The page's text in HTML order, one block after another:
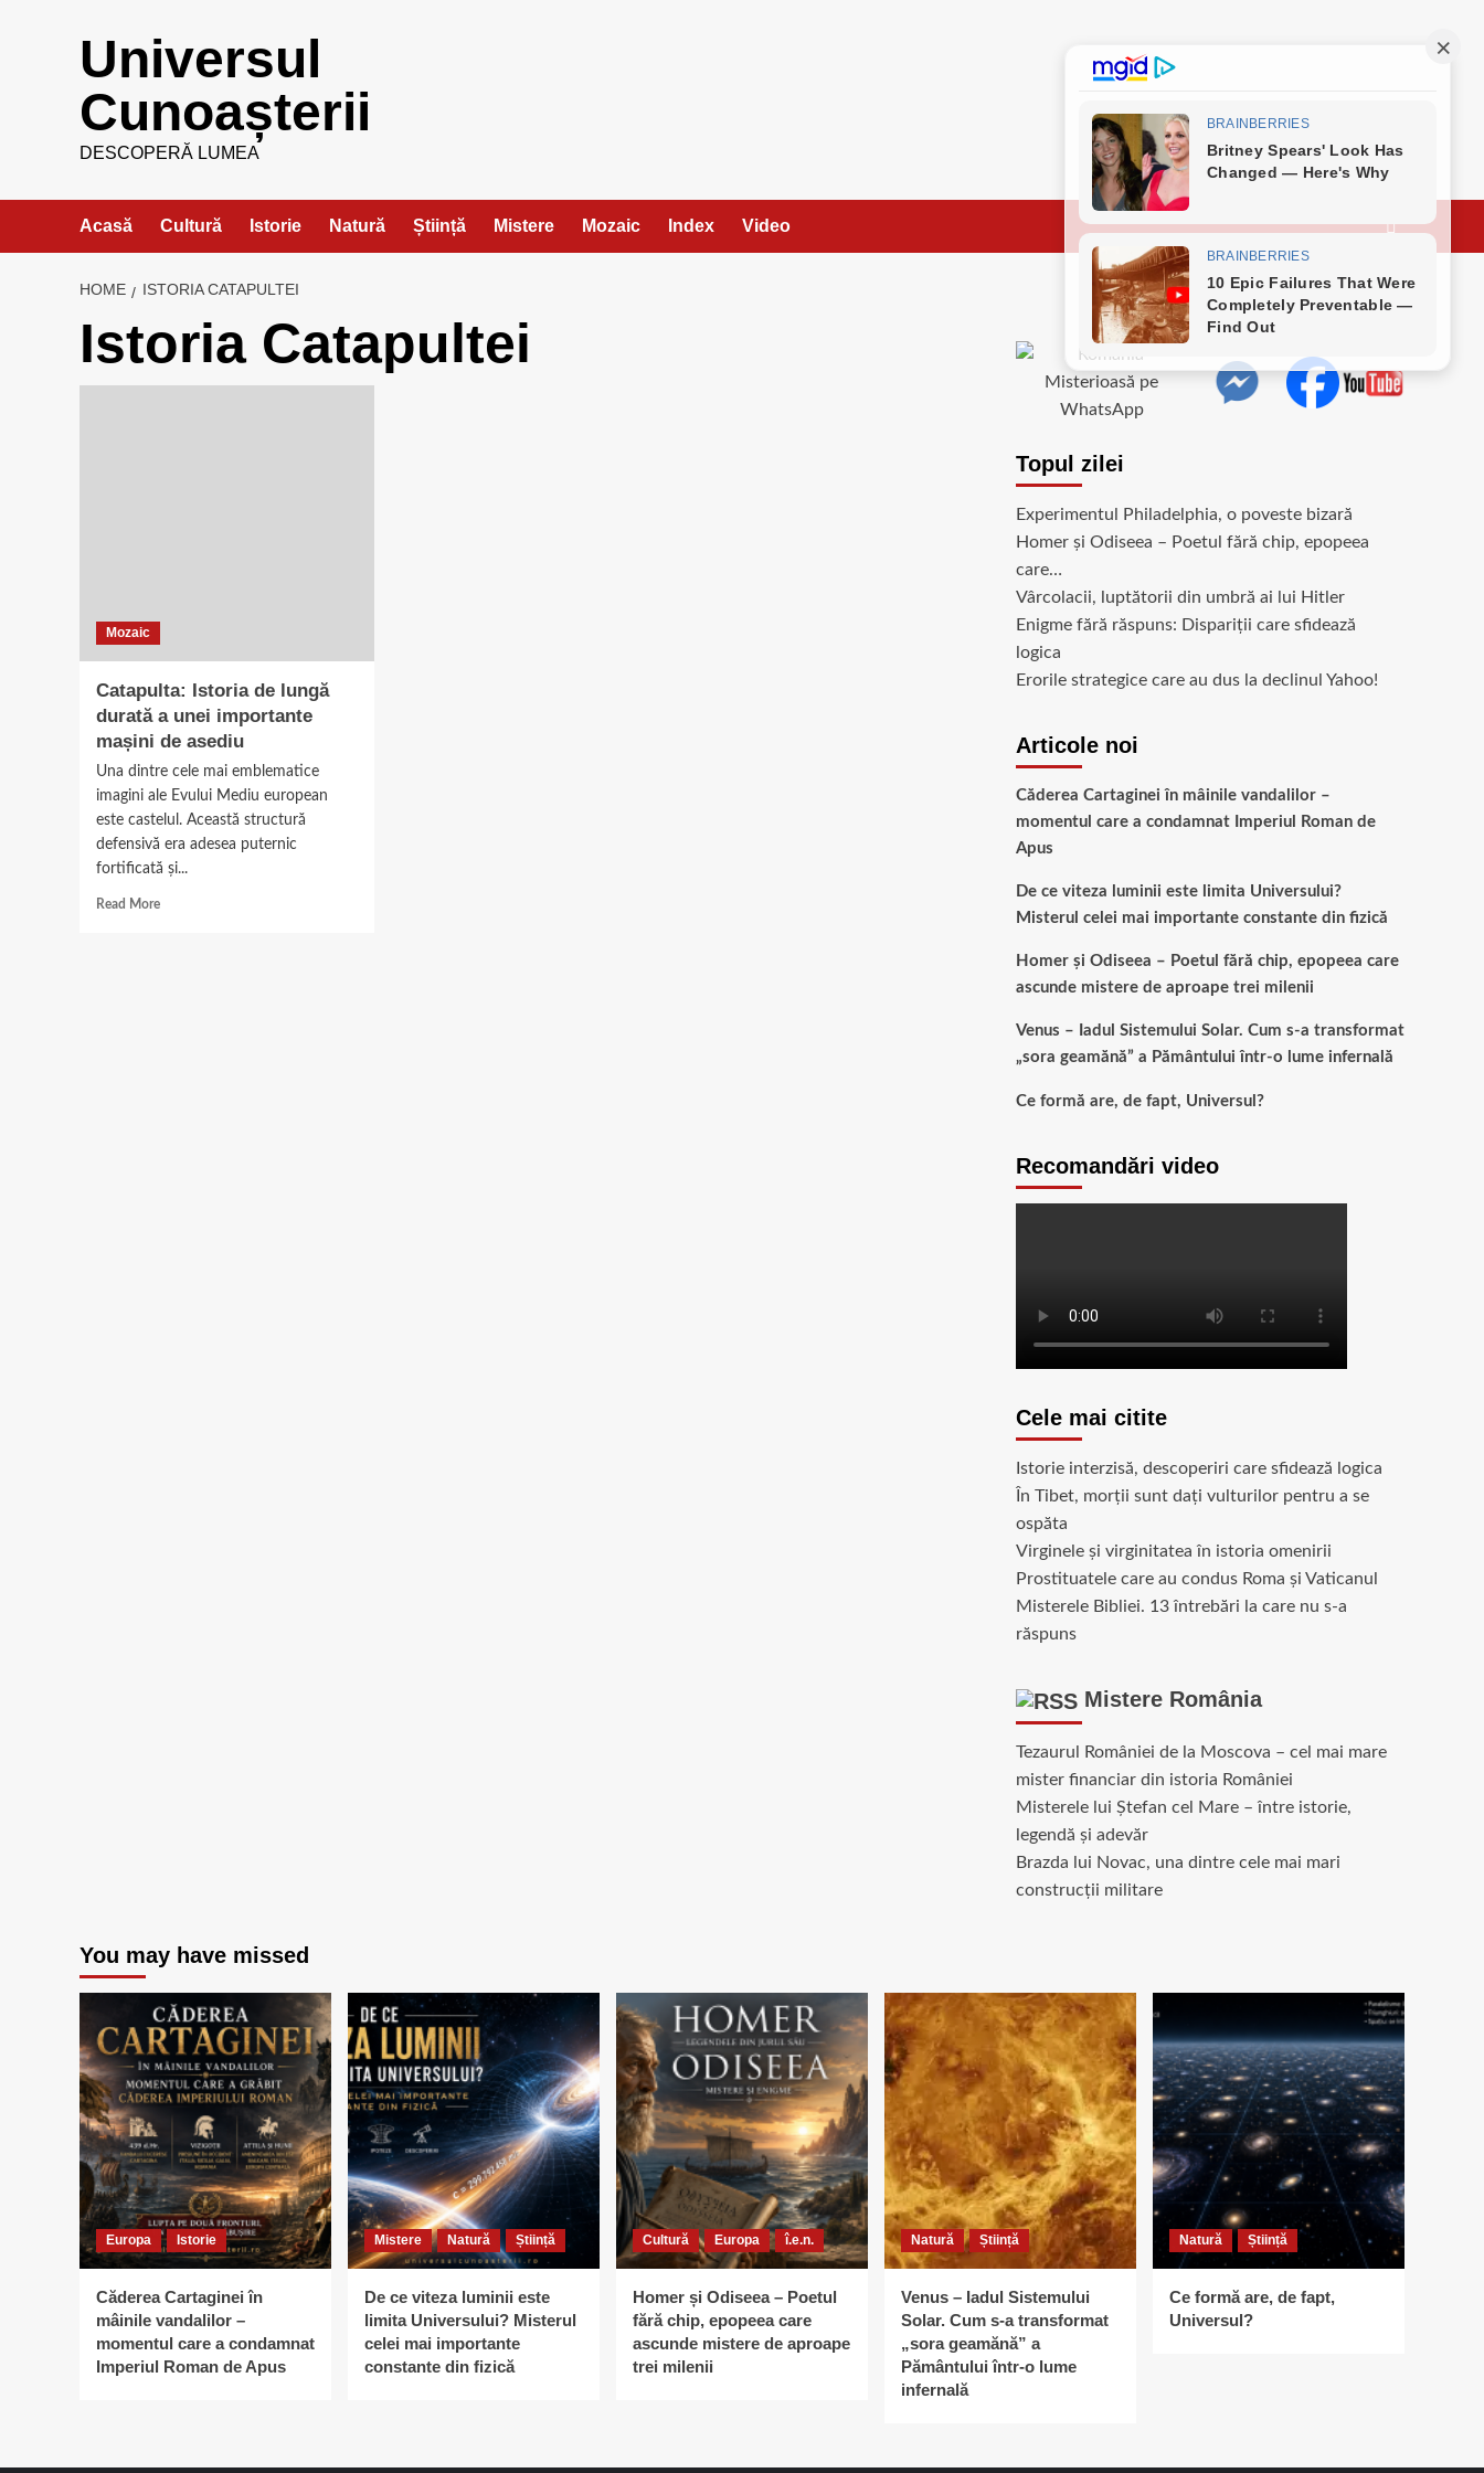
Universul
Cunoașterii
DESCOPERĂ LUMEA
Acasă Cultură Istorie Natură Știință Mistere Mozaic Index Video
HOME ISTORIA CATAPULTEI
Istoria Catapultei
Mozaic
Catapulta: Istoria de lungă
durată a unei importante
mașini de asediu
Una dintre cele mai emblematice
imagini ale Evului Mediu european
este castelul. Această structură
defensivă era adesea puternic
fortificată și...
Read MoreRead
Topul zilei
Experimentul Philadelphia, o poveste bizară
Homer și Odiseea – Poetul fără chip, epopeea
care…
Vârcolacii, luptătorii din umbră ai lui Hitler
Enigme fără răspuns: Dispariții care sfidează
logica
Erorile strategice care au dus la declinul Yahoo!
Articole noi
Căderea Cartaginei în mâinile vandalilor –
momentul care a condamnat Imperiul Roman de
Apus
De ce viteza luminii este limita Universului?
Misterul celei mai importante constante din fizică
Homer și Odiseea – Poetul fără chip, epopeea care
ascunde mistere de aproape trei milenii
Venus – Iadul Sistemului Solar. Cum s-a transformat
„sora geamănă” a Pământului într-o lume infernală
Ce formă are, de fapt, Universul?
Recomandări video
Cele mai citite
Istorie interzisă, descoperiri care sfidează logica
În Tibet, morții sunt dați vulturilor pentru a se
ospăta
Virginele şi virginitatea în istoria omenirii
Prostituatele care au condus Roma și Vaticanul
Misterele Bibliei. 13 întrebări la care nu s-a
răspuns
Mistere România
Tezaurul României de la Moscova – cel mai mare
mister financiar din istoria României
Misterele lui Ștefan cel Mare – între istorie,
legendă și adevăr
Brazda lui Novac, una dintre cele mai mari
construcții militare
You may have missed
Europa Istorie
Căderea Cartaginei în
mâinile vandalilor –
momentul care a condamnat
Imperiul Roman de Apus
Mistere Natură Știință
De ce viteza luminii este
limita Universului? Misterul
celei mai importante
constante din fizică
Cultură Europa î.e.n.
Homer și Odiseea – Poetul
fără chip, epopeea care
ascunde mistere de aproape
trei milenii
Natură Știință
Venus – Iadul Sistemului
Solar. Cum s-a transformat
„sora geamănă” a
Pământului într-o lume
infernală
Natură Știință
Ce formă are, de fapt,
Universul?